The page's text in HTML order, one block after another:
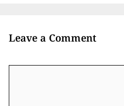
Leave a Comment